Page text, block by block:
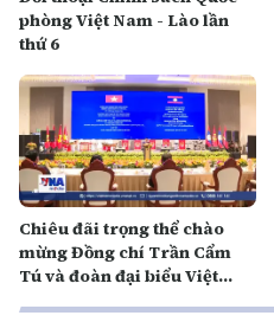
phòng Việt Nam - Lào lần
thứ 6
Chiêu đãi trọng thể chào
mừng Đồng chí Trần Cẩm
Tú và đoàn đại biểu Việt